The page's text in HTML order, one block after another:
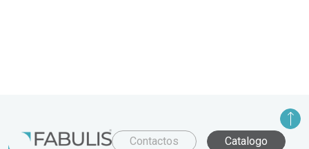
Contactos Catalogo